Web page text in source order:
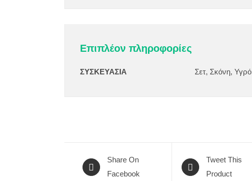
Επιπλέον πληροφορίες
ΣΥΣΚΕΥΑΣΙΑ Σετ, Σκόνη, Υγρό
Share On
Facebook
Tweet This
Product